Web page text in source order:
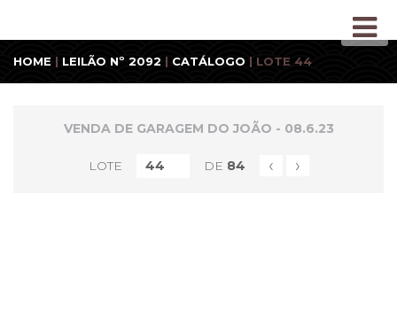
HOME | LEILÃO Nº 2092 | CATÁLOGO | LOTE 44
VENDA DE GARAGEM DO JOÃO - 08.6.23
LOTE DE 84 ‹ ›